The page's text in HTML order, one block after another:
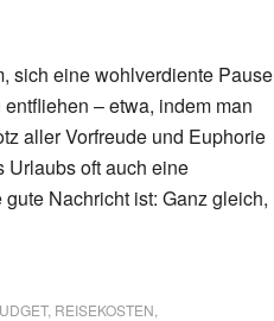
sich eine wohlverdiente Pause
– etwa, indem man
aller Vorfreude und Euphorie
Urlaubs oft auch eine
Nachricht ist: Ganz gleich,
, REISEKOSTEN